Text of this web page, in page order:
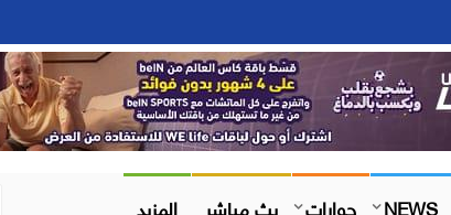
NEWS حوارات بث مباشر المزيد